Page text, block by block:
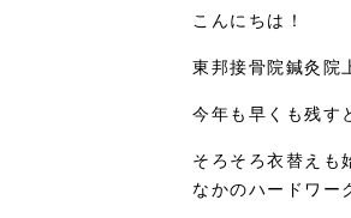
こんにちは！
東邦接骨院鍼灸院
今年も早くも残す
そろそろ衣替えも
なかのハードワー